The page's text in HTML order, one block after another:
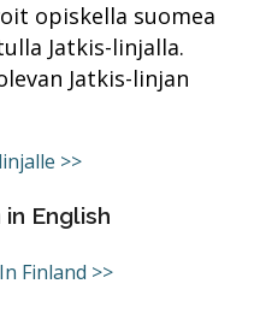
opiskella suomea
Jatkis-linjalla.
Jatkis-linjan
>>
English
Finland >>